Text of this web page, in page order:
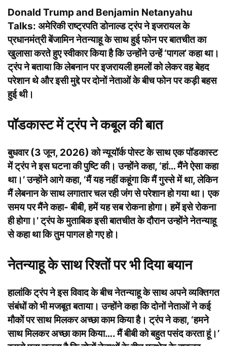
Donald Trump and Benjamin Netanyahu
Talks: अमेरिकी राष्ट्रपति डोनाल्ड ट्रंप ने इजरायल के
प्रधानमंत्री बेंजामिन नेतन्याहू के साथ हुई फोन पर बातचीत का
खुलासा करते हुए स्वीकार किया है कि उन्होंने उन्हें ‘पागल’ कहा था।
ट्रंप ने बताया कि लेबनान पर इजरायली हमलों को लेकर वह बेहद
परेशान थे और इसी मुद्दे पर दोनों नेताओं के बीच फोन पर कड़ी बहस
हुई थी।
पॉडकास्ट में ट्रंप ने कबूल की बात
बुधवार (3 जून, 2026) को न्यूयॉर्क पोस्ट के साथ एक पॉडकास्ट
में ट्रंप ने इस घटना की पुष्टि की। उन्होंने कहा, ‘हां… मैंने ऐसा कहा
था।’ उन्होंने आगे कहा, ‘मैं यह नहीं कहूंगा कि मैं गुस्से में था, लेकिन
मैं लेबनान के साथ लगातार चल रही जंग से परेशान हो गया था। एक
समय पर मैंने कहा- बीबी, हमें यह सब रोकना होगा। हमें इसे रोकना
ही होगा।’ ट्रंप के मुताबिक इसी बातचीत के दौरान उन्होंने नेतन्याहू
से कहा था कि तुम पागल हो गए हो।
नेतन्याहू के साथ रिश्तों पर भी दिया बयान
हालांकि ट्रंप ने इस विवाद के बीच नेतन्याहू के साथ अपने व्यक्तिगत
संबंधों को भी मजबूत बताया। उन्होंने कहा कि दोनों नेताओं ने कई
मौकों पर साथ मिलकर अच्छा काम किया है। ट्रंप ने कहा, ‘हमने
साथ मिलकर अच्छा काम किया…. मैं बीबी को बहुत पसंद करता हूं।’